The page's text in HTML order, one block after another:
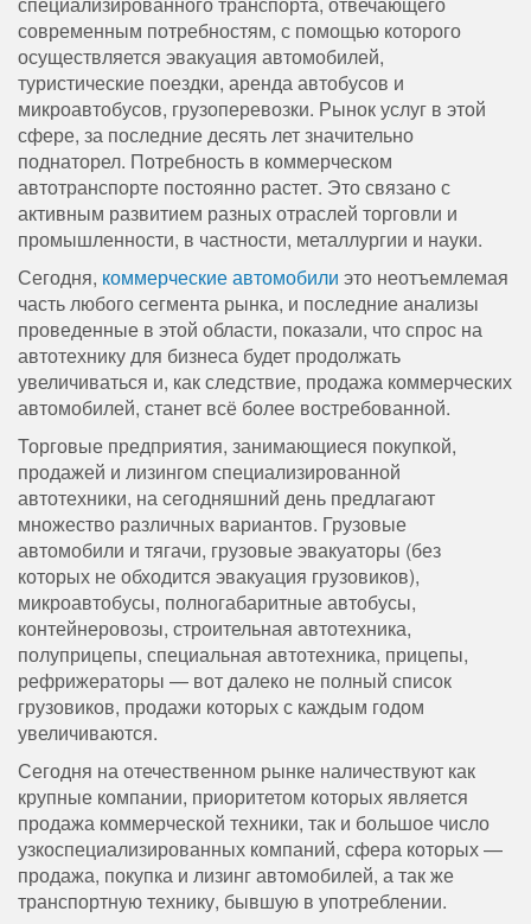
современным потребностям, с помощью которого
осуществляется эвакуация автомобилей,
туристические поездки, аренда автобусов и
микроавтобусов, грузоперевозки. Рынок услуг в этой
сфере, за последние десять лет значительно
поднаторел. Потребность в коммерческом
автотранспорте постоянно растет. Это связано с
активным развитием разных отраслей торговли и
промышленности, в частности, металлургии и науки.
Сегодня, коммерческие автомобили это неотъемлемая
часть любого сегмента рынка, и последние анализы
проведенные в этой области, показали, что спрос на
автотехнику для бизнеса будет продолжать
увеличиваться и, как следствие, продажа коммерческих
автомобилей, станет всё более востребованной.
Торговые предприятия, занимающиеся покупкой,
продажей и лизингом специализированной
автотехники, на сегодняшний день предлагают
множество различных вариантов. Грузовые
автомобили и тягачи, грузовые эвакуаторы (без
которых не обходится эвакуация грузовиков),
микроавтобусы, полногабаритные автобусы,
контейнеровозы, строительная автотехника,
полуприцепы, специальная автотехника, прицепы,
рефрижераторы — вот далеко не полный список
грузовиков, продажи которых с каждым годом
увеличиваются.
Сегодня на отечественном рынке наличествуют как
крупные компании, приоритетом которых является
продажа коммерческой техники, так и большое число
узкоспециализированных компаний, сфера которых —
продажа, покупка и лизинг автомобилей, а так же
транспортную технику, бывшую в употреблении.